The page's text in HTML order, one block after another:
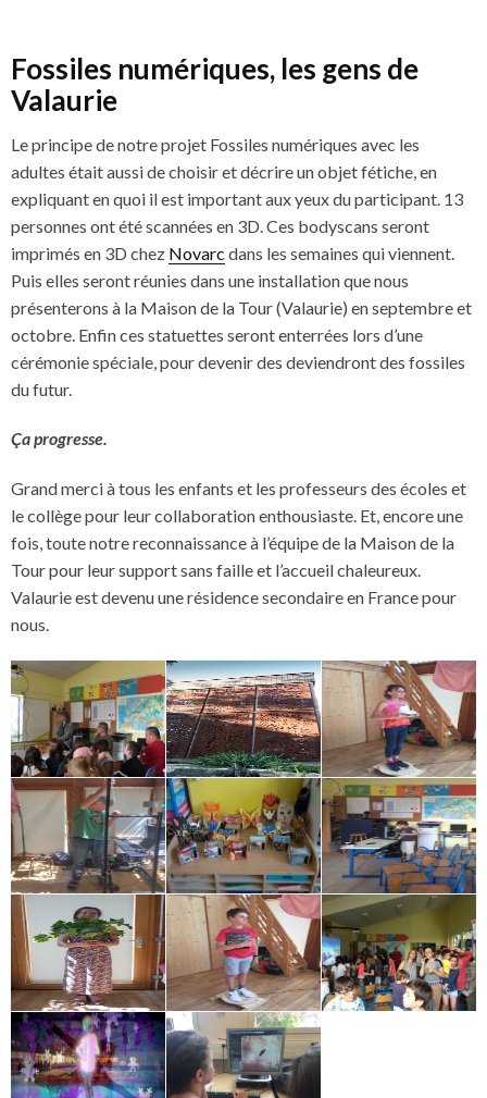
Fossiles numériques, les gens de
Valaurie
Le principe de notre projet Fossiles numériques avec les
adultes était aussi de choisir et décrire un objet fétiche, en
expliquant en quoi il est important aux yeux du participant. 13
personnes ont été scannées en 3D. Ces bodyscans seront
imprimés en 3D chez Novarc dans les semaines qui viennent.
Puis elles seront réunies dans une installation que nous
présenterons à la Maison de la Tour (Valaurie) en septembre et
octobre. Enfin ces statuettes seront enterrées lors d’une
cérémonie spéciale, pour devenir des deviendront des fossiles
du futur.
Ça progresse.
Grand merci à tous les enfants et les professeurs des écoles et
le collège pour leur collaboration enthousiaste. Et, encore une
fois, toute notre reconnaissance à l’équipe de la Maison de la
Tour pour leur support sans faille et l’accueil chaleureux.
Valaurie est devenu une résidence secondaire en France pour
nous.